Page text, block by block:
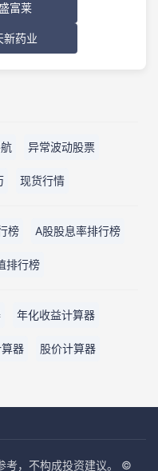
富莱
新药业
异常波动股票
现货行情
榜 A股股息率排行榜
排行榜
年化收益计算器
器 股价计算器
考，不构成投资建议。 ©